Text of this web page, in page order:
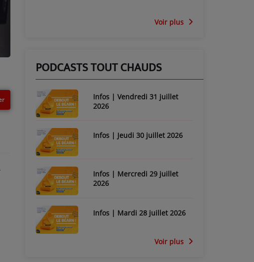
Voir plus
PODCASTS TOUT CHAUDS
Infos | Vendredi 31 juillet
2026
Infos | Jeudi 30 juillet 2026
Infos | Mercredi 29 juillet
2026
Infos | Mardi 28 juillet 2026
Voir plus